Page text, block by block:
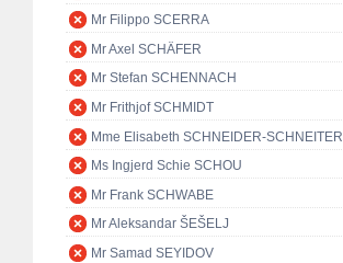
Mr Filippo SCERRA
Mr Axel SCHÄFER
Mr Stefan SCHENNACH
Mr Frithjof SCHMIDT
Mme Elisabeth SCHNEIDER-SCHNEITER
Ms Ingjerd Schie SCHOU
Mr Frank SCHWABE
Mr Aleksandar ŠEŠELJ
Mr Samad SEYIDOV